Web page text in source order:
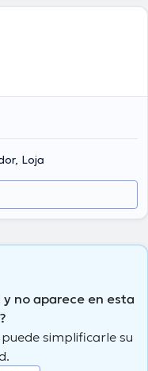
Loja
no aparece en esta
simplificarle su